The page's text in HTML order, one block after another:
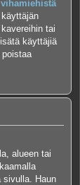
tai
käyttäjiä
alueen tai
sivulla. Haun